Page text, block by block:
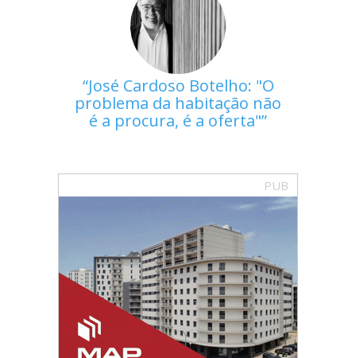
José Cardoso Botelho: "O
problema da habitação não
é a procura, é a oferta"
PUB